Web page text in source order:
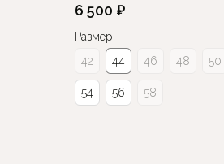
6 500 ₽
Размер
42
44 46 48 50
54 56 58